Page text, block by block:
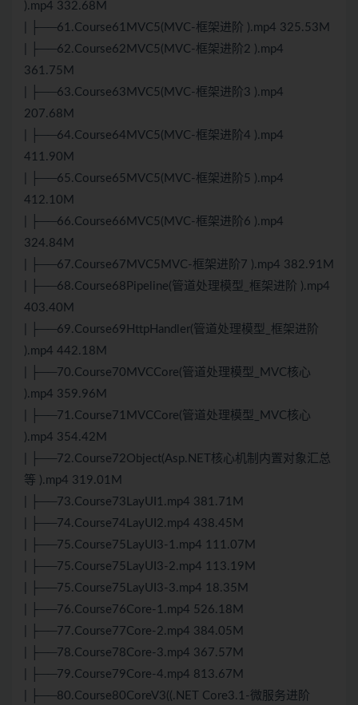
).mp4 332.68M
| ├──61.Course61MVC5(MVC-框架进阶 ).mp4 325.53M
| ├──62.Course62MVC5(MVC-框架进阶2 ).mp4
361.75M
| ├──63.Course63MVC5(MVC-框架进阶3 ).mp4
207.68M
| ├──64.Course64MVC5(MVC-框架进阶4 ).mp4
411.90M
| ├──65.Course65MVC5(MVC-框架进阶5 ).mp4
412.10M
| ├──66.Course66MVC5(MVC-框架进阶6 ).mp4
324.84M
| ├──67.Course67MVC5MVC-框架进阶7 ).mp4 382.91M
| ├──68.Course68Pipeline(管道处理模型_框架进阶 ).mp4
403.40M
| ├──69.Course69HttpHandler(管道处理模型_框架进阶
).mp4 442.18M
| ├──70.Course70MVCCore(管道处理模型_MVC核心
).mp4 359.96M
| ├──71.Course71MVCCore(管道处理模型_MVC核心
).mp4 354.42M
| ├──72.Course72Object(Asp.NET核心机制内置对象汇总
等 ).mp4 319.01M
| ├──73.Course73LayUI1.mp4 381.71M
| ├──74.Course74LayUI2.mp4 438.45M
| ├──75.Course75LayUI3-1.mp4 111.07M
| ├──75.Course75LayUI3-2.mp4 113.19M
| ├──75.Course75LayUI3-3.mp4 18.35M
| ├──76.Course76Core-1.mp4 526.18M
| ├──77.Course77Core-2.mp4 384.05M
| ├──78.Course78Core-3.mp4 367.57M
| ├──79.Course79Core-4.mp4 813.67M
| ├──80.Course80CoreV3((.NET Core3.1-微服务进阶